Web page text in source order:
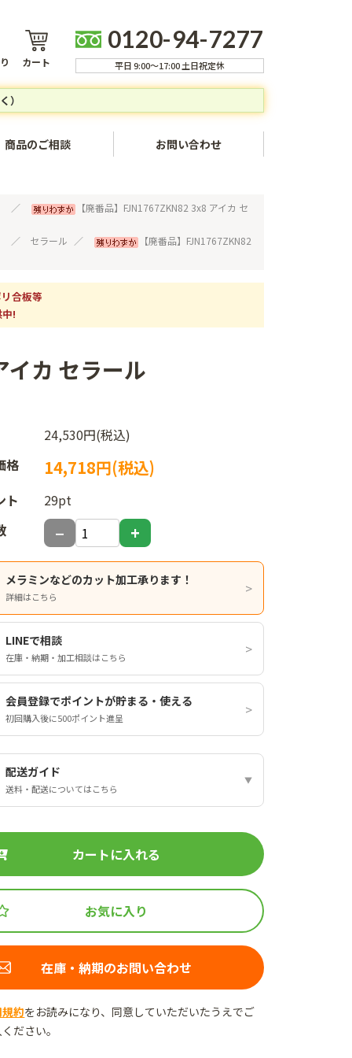
カート
0120-94-7277
平日 9:00～17:00 土日祝定休
）
ンセルについて
いて
て
商品のご相談 お問い合わせ
【廃番品】FJN1767ZKN82 3x8 アイカ セ
セラール
【廃番品】FJN1767ZKN82
合板等
!
イカ セラール
24,530円(税込)
格
14,718円(税込)
ト
29pt
メラミンなどのカット加工承ります！
詳細はこちら
LINEで相談
在庫・納期・加工相談はこちら
会員登録でポイントが貯まる・使える
初回購入後に500ポイント進呈
配送ガイド
送料・配送についてはこちら
カートに入れる
お気に入り
在庫・納期のお問い合わせ
約をお読みになり、同意していただいたうえでご
ださい。